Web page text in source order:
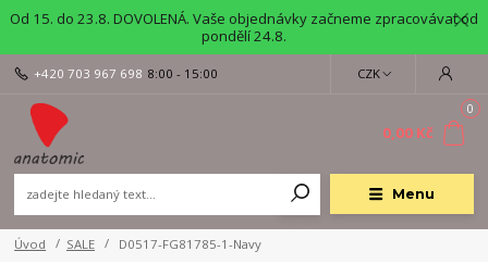
Od 15. do 23.8. DOVOLENÁ. Vaše objednávky začneme zpracovávat od
pondělí 24.8.
Menu
CZK
+420 703 967 698 8:00 - 15:00
0
0,00 Kč
Úvod SALE D0517-FG81785-1-Navy